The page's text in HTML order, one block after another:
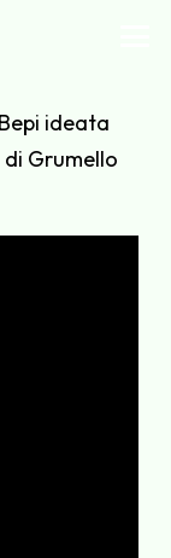
ideata
Grumello